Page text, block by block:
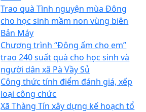
Trao quà Tình nguyện mùa Đông
cho học sinh mầm non vùng biên
Bản Máy
Chương trình “Đông ấm cho em”
trao 240 suất quà cho học sinh và
người dân xã Pà Vầy Sủ
Công thức tính điểm đánh giá, xếp
loại công chức
Xã Thàng Tín xây dựng kế hoạch tổ